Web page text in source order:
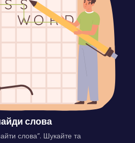
слова
слова”. Шукайте та